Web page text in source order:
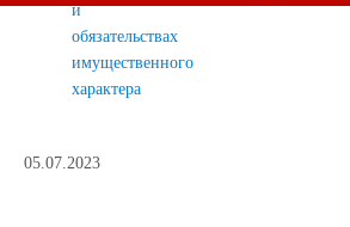
и
обязательствах
имущественного
характера
05.07.2023